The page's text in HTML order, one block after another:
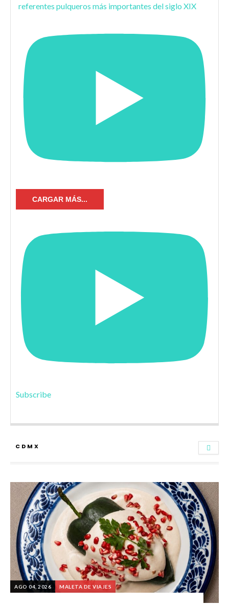
referentes pulqueros más importantes del siglo XIX
CARGAR MÁS...
Subscribe
CDMX
AGO 04, 2026 MALETA DE VIAJES